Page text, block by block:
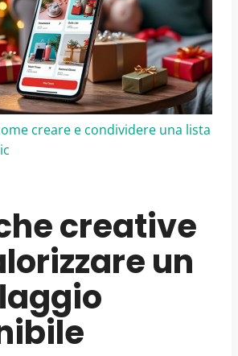
creare e condividere una lista
creative
un